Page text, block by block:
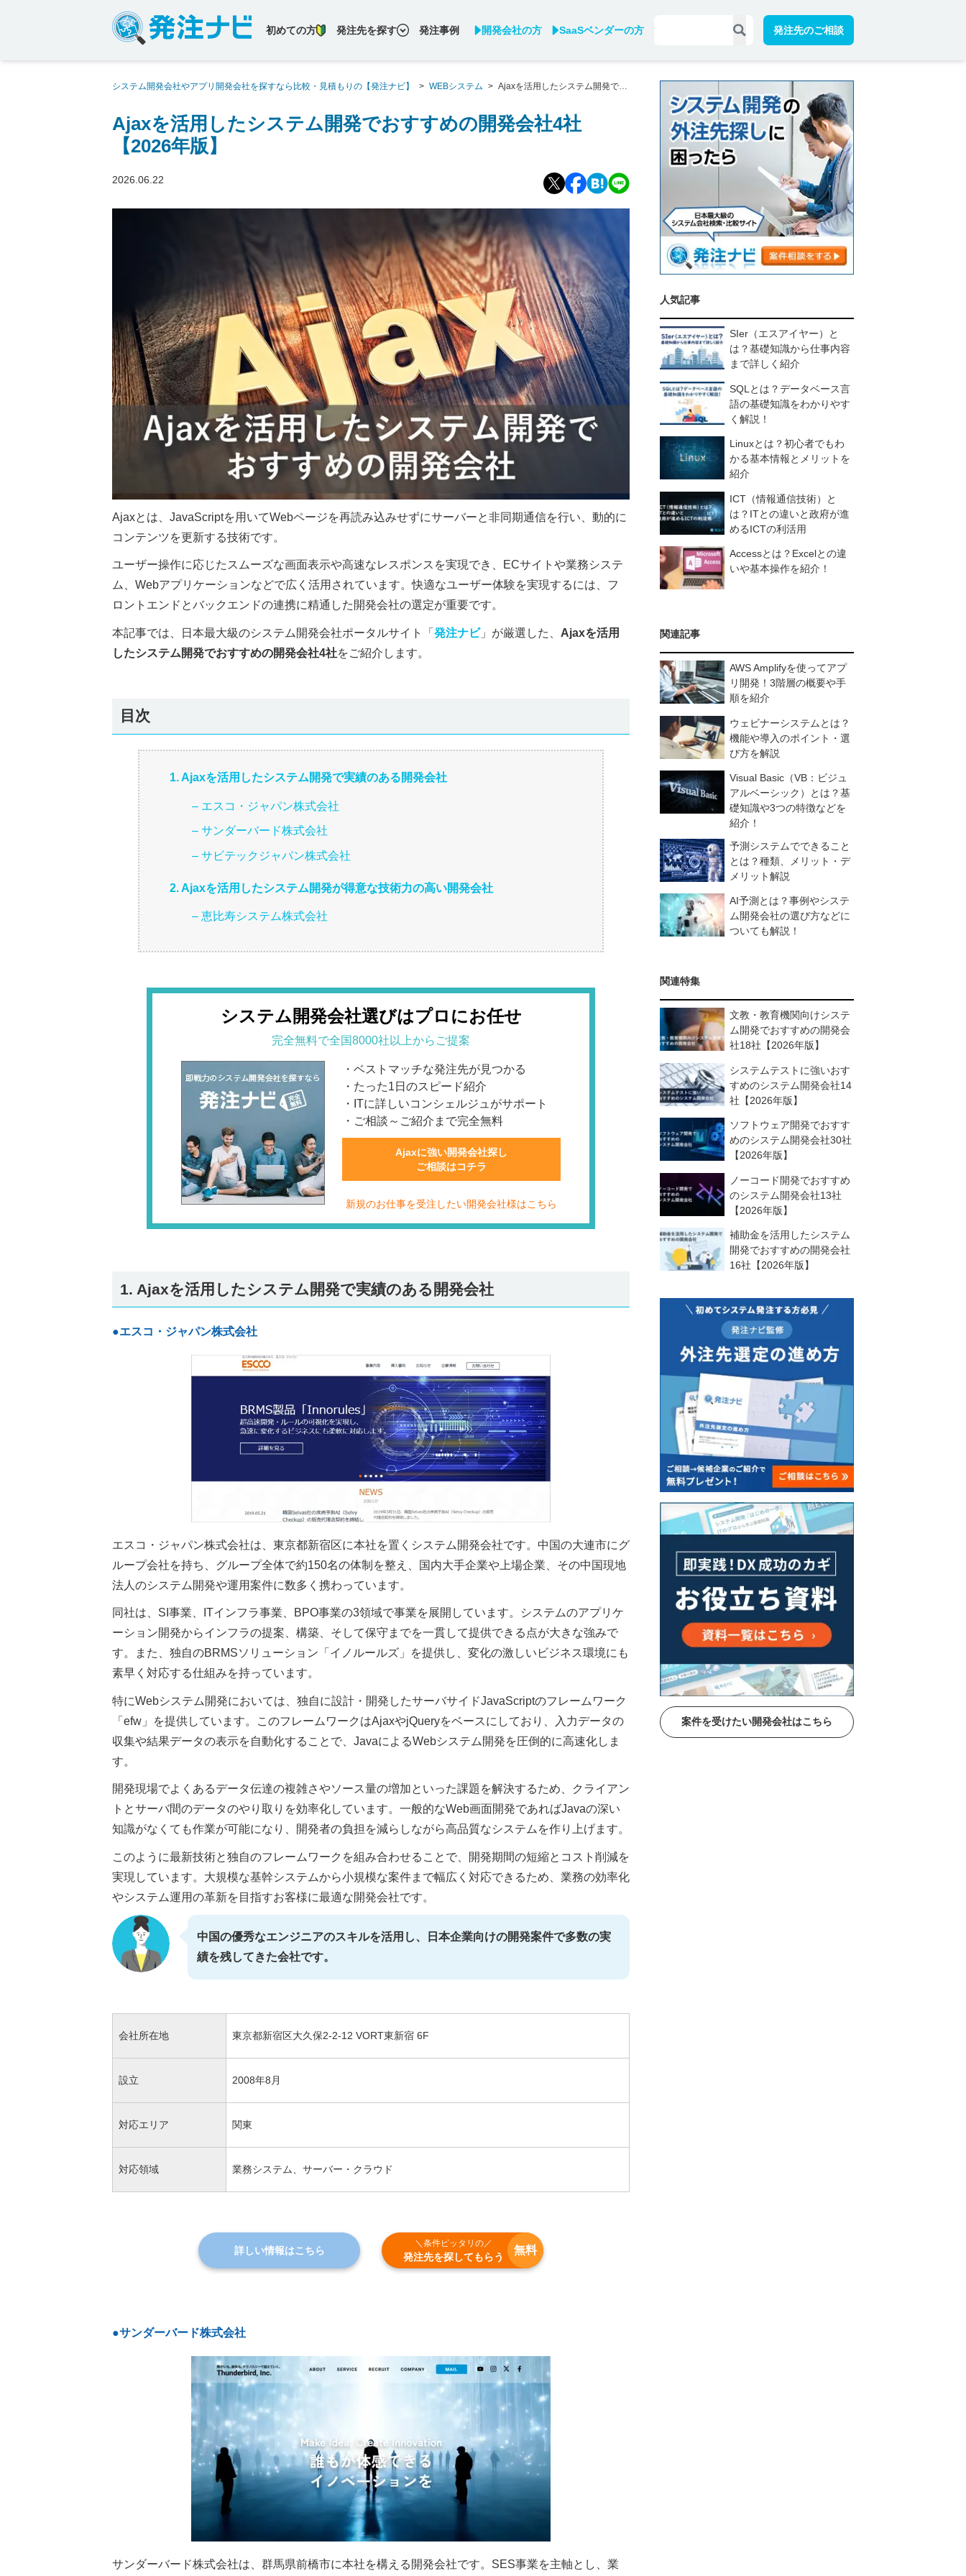
初めての方 発注先を探す 発注事例 開発会社の方 SaaSベンダーの方 発注先のご相談
システム開発会社やアプリ開発会社を探すなら比較・見積もりの【発注ナビ】 > WEBシステム > Ajaxを活用したシステム開発でお
Ajaxを活用したシステム開発でおすすめの開発会社4社
【2026年版】
2026.06.22
Ajaxとは、JavaScriptを用いてWebページを再読み込みせずにサーバーと非同期通信を行い、動的に
コンテンツを更新する技術です。
ユーザー操作に応じたスムーズな画面表示や高速なレスポンスを実現でき、ECサイトや業務システ
ム、Webアプリケーションなどで広く活用されています。快適なユーザー体験を実現するには、フ
ロントエンドとバックエンドの連携に精通した開発会社の選定が重要です。
本記事では、日本最大級のシステム開発会社ポータルサイト「 発注ナビ」が厳選した、 Ajaxを活用
したシステム開発でおすすめの開発会社4社をご紹介します。
目次
1. Ajaxを活用したシステム開発で実績のある開発会社
– エスコ・ジャパン株式会社
– サンダーバード株式会社
– サビテックジャパン株式会社
2. Ajaxを活用したシステム開発が得意な技術力の高い開発会社
– 恵比寿システム株式会社
システム開発会社選びはプロにお任せ
完全無料で全国8000社以上からご提案
・ベストマッチな発注先が見つかる
・たった1日のスピード紹介
・ITに詳しいコンシェルジュがサポート
・ご相談～ご紹介まで完全無料
Ajaxに強い開発会社探し
ご相談はコチラ
新規のお仕事を受注したい開発会社様はこちら
1. Ajaxを活用したシステム開発で実績のある開発会社
●エスコ・ジャパン株式会社
エスコ・ジャパン株式会社は、東京都新宿区に本社を置くシステム開発会社です。中国の大連市にグ
ループ会社を持ち、グループ全体で約150名の体制を整え、国内大手企業や上場企業、その中国現地
法人のシステム開発や運用案件に数多く携わっています。
同社は、SI事業、ITインフラ事業、BPO事業の3領域で事業を展開しています。システムのアプリケ
ーション開発からインフラの提案、構築、そして保守までを一貫して提供できる点が大きな強みで
す。また、独自のBRMSソリューション「イノルールズ」を提供し、変化の激しいビジネス環境にも
素早く対応する仕組みを持っています。
特にWebシステム開発においては、独自に設計・開発したサーバサイドJavaScriptのフレームワーク
「efw」を提供しています。このフレームワークはAjaxやjQueryをベースにしており、入力データの
収集や結果データの表示を自動化することで、JavaによるWebシステム開発を圧倒的に高速化しま
す。
開発現場でよくあるデータ伝達の複雑さやソース量の増加といった課題を解決するため、クライアン
トとサーバ間のデータのやり取りを効率化しています。一般的なWeb画面開発であればJavaの深い
知識がなくても作業が可能になり、開発者の負担を減らしながら高品質なシステムを作り上げます。
このように最新技術と独自のフレームワークを組み合わせることで、開発期間の短縮とコスト削減を
実現しています。大規模な基幹システムから小規模な案件まで幅広く対応できるため、業務の効率化
やシステム運用の革新を目指すお客様に最適な開発会社です。
中国の優秀なエンジニアのスキルを活用し、日本企業向けの開発案件で多数の実
績を残してきた会社です。
会社所在地 東京都新宿区大久保2-2-12 VORT東新宿 6F
設立 2008年8月
対応エリア 関東
対応領域 業務システム、サーバー・クラウド
詳しい情報はこちら
＼条件ピッタリの／
発注先を探してもらう
無料
●サンダーバード株式会社
サンダーバード株式会社は、群馬県前橋市に本社を構える開発会社です。SES事業を主軸とし、業
人気記事
SIer（エスアイヤー）と
は？基礎知識から仕事内容
まで詳しく紹介
SQLとは？データベース言
語の基礎知識をわかりやす
く解説！
Linuxとは？初心者でもわ
かる基本情報とメリットを
紹介
ICT（情報通信技術）と
は？ITとの違いと政府が進
めるICTの利活用
Accessとは？Excelとの違
いや基本操作を紹介！
関連記事
AWS Amplifyを使ってアプ
リ開発！3階層の概要や手
順を紹介
ウェビナーシステムとは？
機能や導入のポイント・選
び方を解説
Visual Basic（VB：ビジュ
アルベーシック）とは？基
礎知識や3つの特徴などを
紹介！
予測システムでできること
とは？種類、メリット・デ
メリット解説
AI予測とは？事例やシステ
ム開発会社の選び方などに
ついても解説！
関連特集
文教・教育機関向けシステ
ム開発でおすすめの開発会
社18社【2026年版】
システムテストに強いおす
すめのシステム開発会社14
社【2026年版】
ソフトウェア開発でおすす
めのシステム開発会社30社
【2026年版】
ノーコード開発でおすすめ
のシステム開発会社13社
【2026年版】
補助金を活用したシステム
開発でおすすめの開発会社
16社【2026年版】
案件を受けたい開発会社はこちら